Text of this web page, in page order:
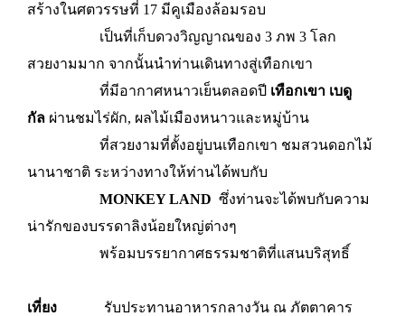
สร้างในศตวรรษที่ 17 มีคูเมืองล้อมรอบ
เป็นที่เก็บดวงวิญญาณของ 3 ภพ 3 โลก
สวยงามมาก จากนั้นนำท่านเดินทางสู่เทือกเขา
ที่มีอากาศหนาวเย็นตลอดปี เทือกเขา เบดู
กัล ผ่านชมไร่ผัก, ผลไม้เมืองหนาวและหมู่บ้าน
ที่สวยงามที่ตั้งอยู่บนเทือกเขา ชมสวนดอกไม้
นานาชาติ ระหว่างทางให้ท่านได้พบกับ
MONKEY LAND ซึ่งท่านจะได้พบกับความ
น่ารักของบรรดาลิงน้อยใหญ่ต่างๆ
พร้อมบรรยากาศธรรมชาติที่แสนบริสุทธิ์
เที่ยง รับประทานอาหารกลางวัน ณ ภัตตาคาร